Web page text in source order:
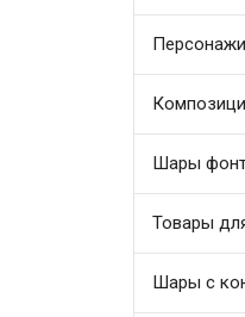
Шары
Товары
Шары с